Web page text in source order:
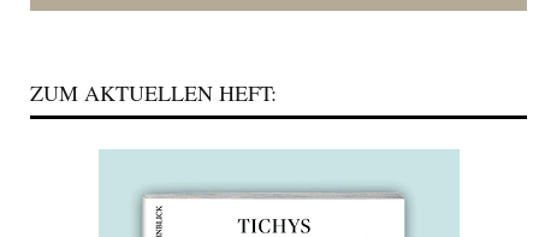
ZUM AKTUELLEN HEFT: